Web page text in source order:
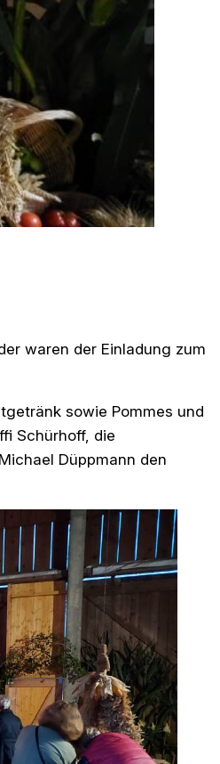
waren der Einladung zum
sowie Pommes und
Schürhoff, die
Düppmann den